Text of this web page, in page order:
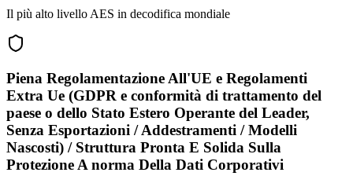
Il più alto livello AES in decodifica mondiale
Piena Regolamentazione All'UE e Regolamenti
Extra Ue (GDPR e conformità di trattamento del
paese o dello Stato Estero Operante del Leader,
Senza Esportazioni / Addestramenti / Modelli
Nascosti) / Struttura Pronta E Solida Sulla
Protezione A norma Della Dati Corporativi